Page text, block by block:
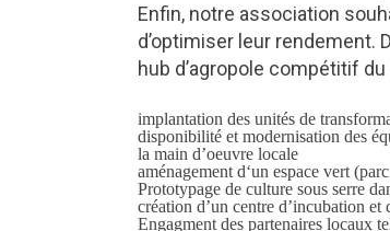
Enfin, notre association
d’optimiser leur rendement.
hub d’agropole compétitif
implantation des unités de
disponibilité et modernisation des
la main d’oeuvre locale
aménagement d‘un espace vert
Prototypage de culture sous serre
création d’un centre d’incubation
Engagment des partenaires locaux